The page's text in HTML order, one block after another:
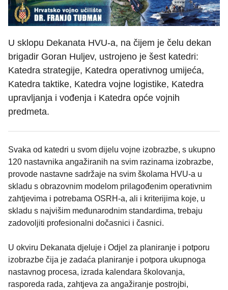
U sklopu Dekanata HVU-a, na čijem je čelu dekan
brigadir Goran Huljev, ustrojeno je šest katedri:
Katedra strategije, Katedra operativnog umijeća,
Katedra taktike, Katedra vojne logistike, Katedra
upravljanja i vođenja i Katedra opće vojnih
predmeta.
Svaka od katedri u svom dijelu vojne izobrazbe, s ukupno
120 nastavnika angažiranih na svim razinama izobrazbe,
provode nastavne sadržaje na svim školama HVU-a u
skladu s obrazovnim modelom prilagođenim operativnim
zahtjevima i potrebama OSRH-a, ali i kriterijima koje, u
skladu s najvišim međunarodnim standardima, trebaju
zadovoljiti profesionalni dočasnici i časnici.
U okviru Dekanata djeluje i Odjel za planiranje i potporu
izobrazbe čija je zadaća planiranje i potpora ukupnoga
nastavnog procesa, izrada kalendara školovanja,
rasporeda rada, zahtjeva za angažiranje postrojbi,